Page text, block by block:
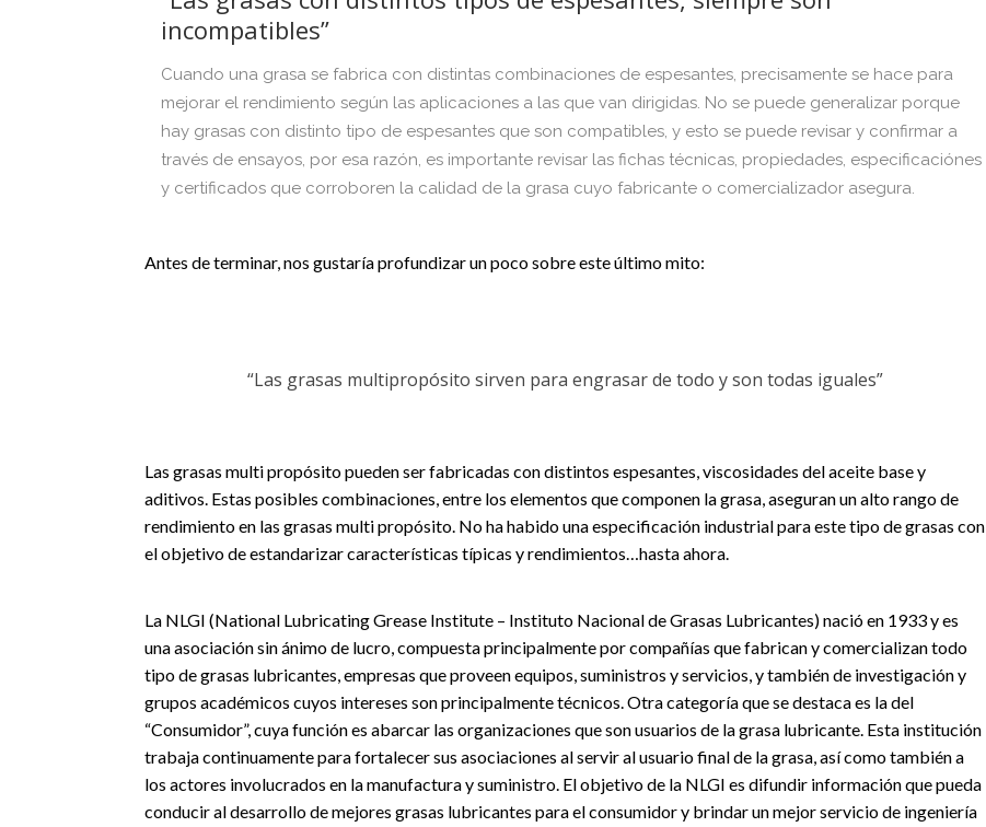
incompatibles”
Cuando una grasa se fabrica con distintas combinaciones de espesantes, precisamente se hace para
mejorar el rendimiento según las aplicaciones a las que van dirigidas. No se puede generalizar porque
hay grasas con distinto tipo de espesantes que son compatibles, y esto se puede revisar y confirmar a
través de ensayos, por esa razón, es importante revisar las fichas técnicas, propiedades, especificaciónes
y certificados que corroboren la calidad de la grasa cuyo fabricante o comercializador asegura.
Antes de terminar, nos gustaría profundizar un poco sobre este último mito:
“Las grasas multipropósito sirven para engrasar de todo y son todas iguales”
Las grasas multi propósito pueden ser fabricadas con distintos espesantes, viscosidades del aceite base y
aditivos. Estas posibles combinaciones, entre los elementos que componen la grasa, aseguran un alto rango de
rendimiento en las grasas multi propósito. No ha habido una especificación industrial para este tipo de grasas con
el objetivo de estandarizar características típicas y rendimientos…hasta ahora.
La NLGI (National Lubricating Grease Institute – Instituto Nacional de Grasas Lubricantes) nació en 1933 y es
una asociación sin ánimo de lucro, compuesta principalmente por compañías que fabrican y comercializan todo
tipo de grasas lubricantes, empresas que proveen equipos, suministros y servicios, y también de investigación y
grupos académicos cuyos intereses son principalmente técnicos. Otra categoría que se destaca es la del
“Consumidor”, cuya función es abarcar las organizaciones que son usuarios de la grasa lubricante. Esta institución
trabaja continuamente para fortalecer sus asociaciones al servir al usuario final de la grasa, así como también a
los actores involucrados en la manufactura y suministro. El objetivo de la NLGI es difundir información que pueda
conducir al desarrollo de mejores grasas lubricantes para el consumidor y brindar un mejor servicio de ingeniería